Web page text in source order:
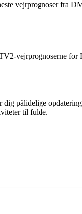
vejrprognoser fra
vejrprognoserne for
pålidelige
til fulde.